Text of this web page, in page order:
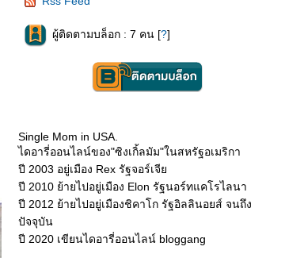
ผู้ติดตามบล็อก : 7 คน [?]
Single Mom in USA.
ไดอารี่ออนไลน์ของ"ซิงเกิ้ลมัม"ในสหรัฐอเมริกา
ปี 2003 อยู่เมือง Rex รัฐจอร์เจี
ปี 2010 ย้ายไปอยู่เมือง Elon รัฐนอร์ทแคโรไลนา
ปี 2012 ย้ายไปอยู่เมืองชิคาโก รัฐอิลลินอยส์ จนถึง
ปัจจุบัน
ปี 2020 เขียนไดอารี่ออนไลน์ bloggang